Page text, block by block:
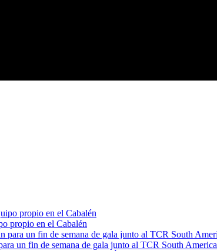
propio en el Cabalén
un fin de semana de gala junto al TCR South America